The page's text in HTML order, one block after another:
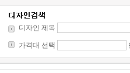
디자인 제목
가격대 선택